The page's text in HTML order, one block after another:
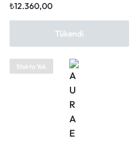
₺12.360,00
Tükendi
Stokta Yok